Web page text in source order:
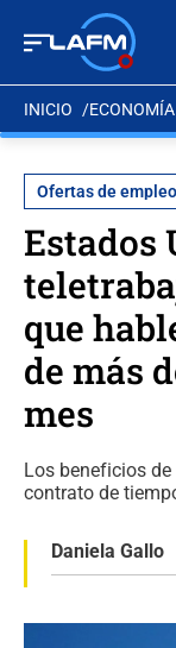
INICIO ECONOMÍA
Ofertas de empleo
Estados
que
de más
mes
Los beneficios
contrato de
Daniela Gallo